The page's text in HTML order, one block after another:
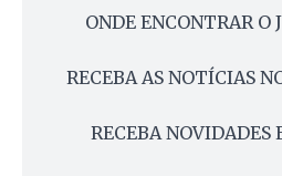
ONDE ENCONTRAR O
RECEBA AS NOTÍCIAS
RECEBA NOVIDADES